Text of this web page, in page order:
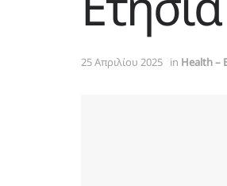
25 Απριλίου 2025 in Health –